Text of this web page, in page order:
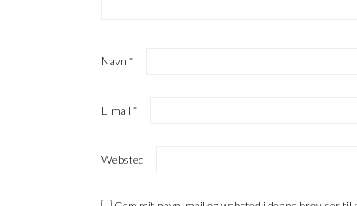
Navn *
E-mail *
Websted